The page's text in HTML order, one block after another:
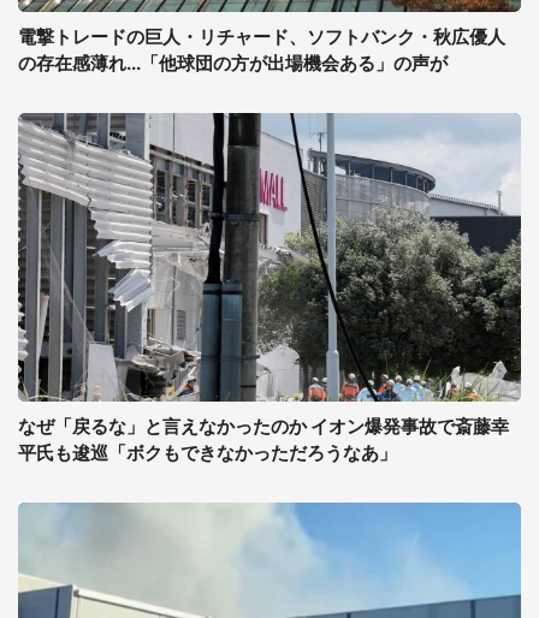
電撃トレードの巨人・リチャード、ソフトバンク・秋広優人
の存在感薄れ...「他球団の方が出場機会ある」の声が
なぜ「戻るな」と言えなかったのか イオン爆発事故で斎藤幸
平氏も逡巡「ボクもできなかっただろうなあ」